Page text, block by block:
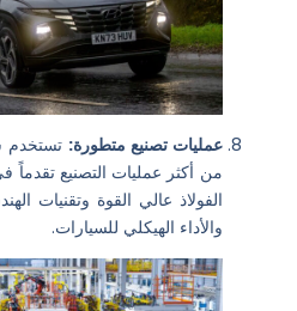
عمليات تصنيع متطورة: تستخدم
من أكثر عمليات التصنيع
الفولاذ عالي القوة وتقنيات
والأداء الهيكلي للسيارات.